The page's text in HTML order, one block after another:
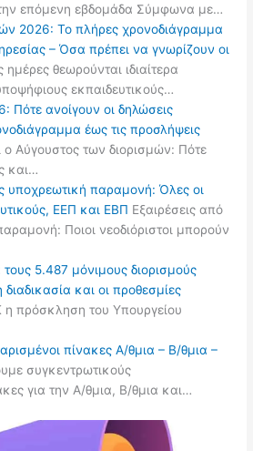
επόμενη εβδομάδα Σύμφωνα με…
2026: Το πλήρες χρονοδιάγραμμα
– Όσα πρέπει να γνωρίζουν οι
ημέρες θεωρούνται ιδιαίτερα
εκπαιδευτικούς…
Πότε ανοίγουν οι δηλώσεις
έως τις προσλήψεις
ο Αύγουστος των διορισμών: Πότε
και…
υποχρεωτική παραμονή: Όλες οι
ΕΕΠ και ΕΒΠ Εξαιρέσεις από
Ποιοι νεοδιόριστοι μπορούν
τους 5.487 μόνιμους διορισμούς
και οι προθεσμίες
πρόσκληση του Υπουργείου
πίνακες Α/θμια – Β/θμια –
συγκεντρωτικούς
για την Α/θμια, Β/θμια και…